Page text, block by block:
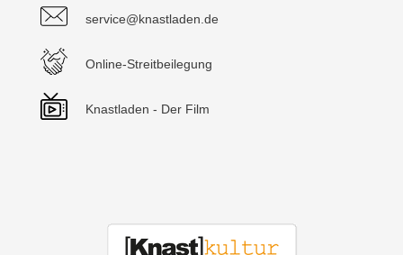
service@knastladen.de
Online-Streitbeilegung
Knastladen - Der Film